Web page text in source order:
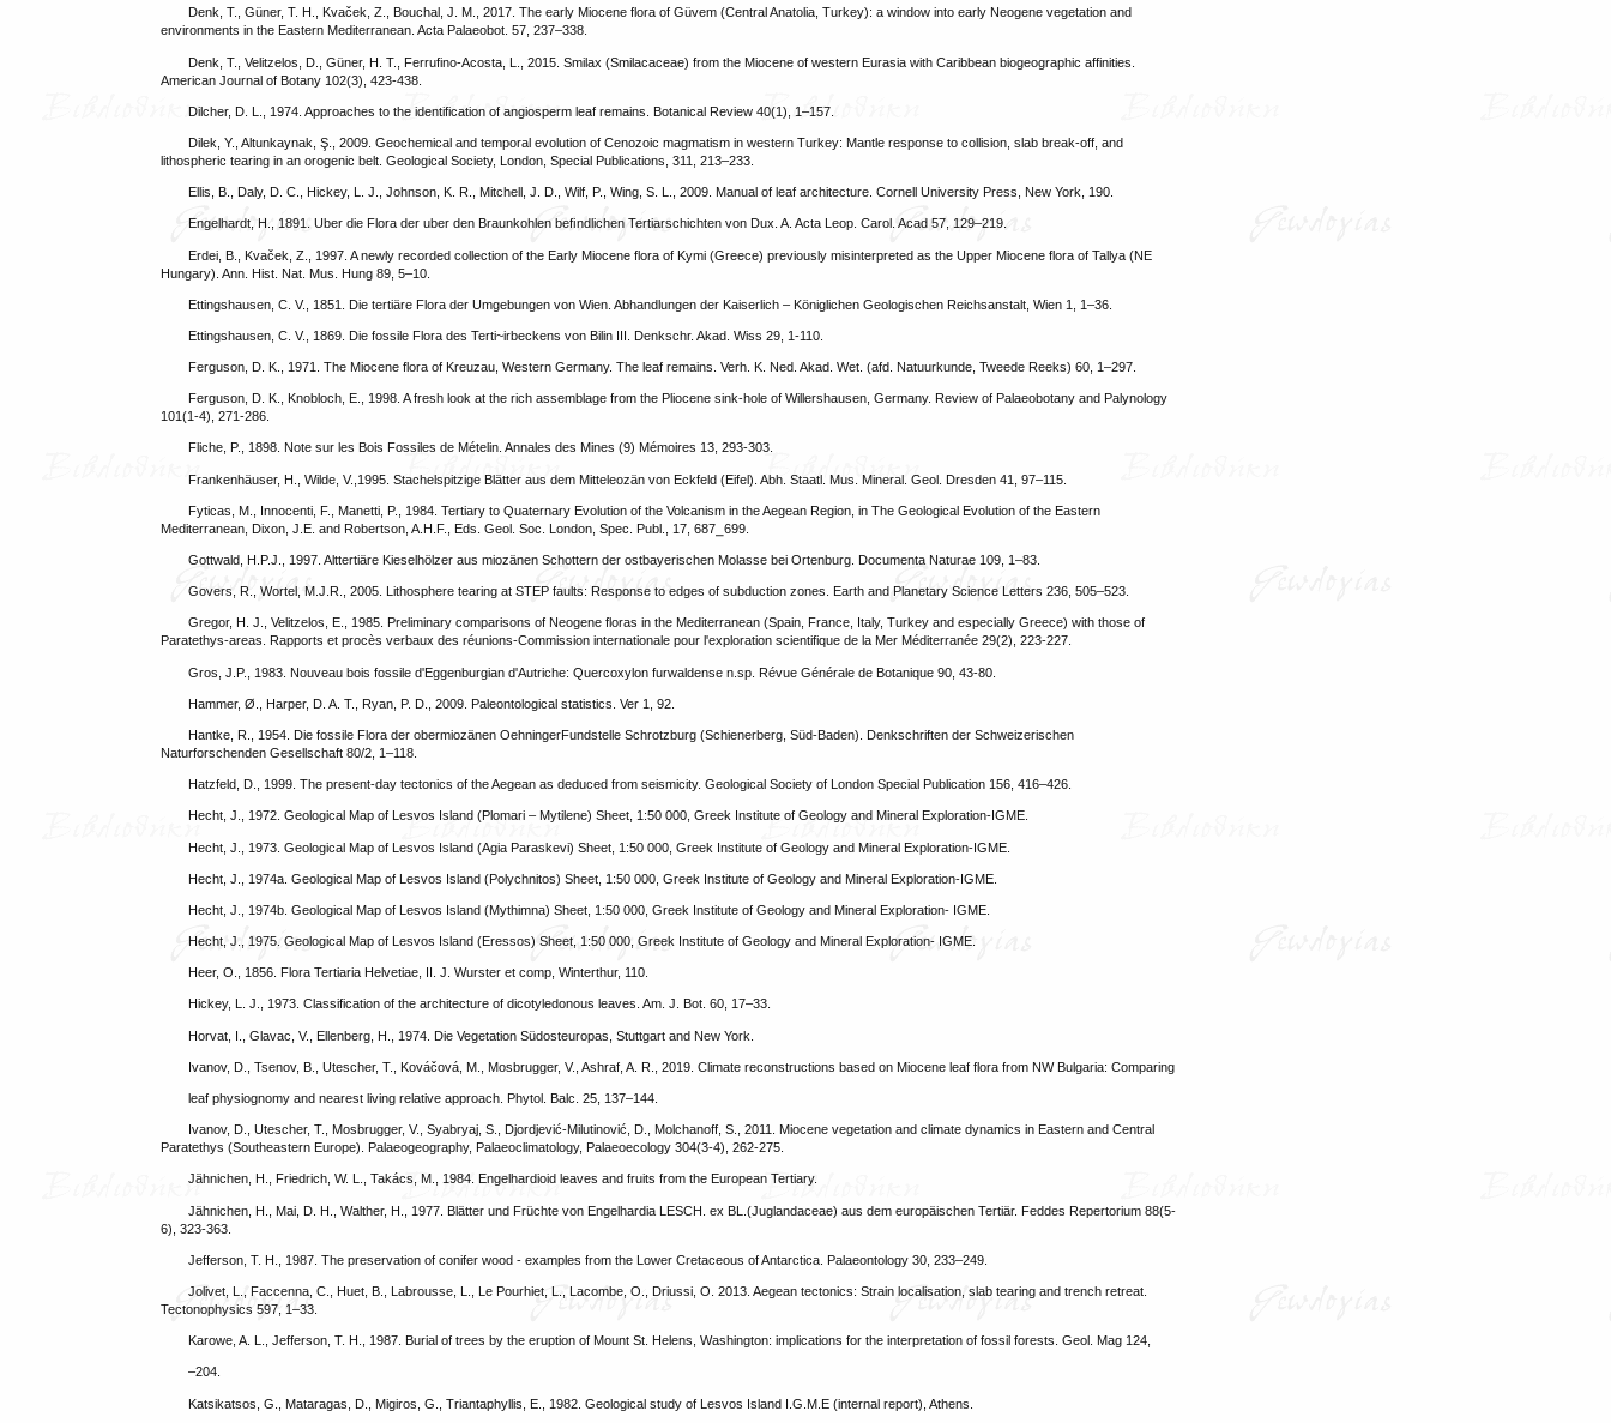
Denk, T., Güner, T. H., Kvaček, Z., Bouchal, J. M., 2017. The early Miocene flora of Güvem (Central Anatolia, Turkey): a window into early Neogene vegetation and
environments in the Eastern Mediterranean. Acta Palaeobot. 57, 237–338.
Denk, T., Velitzelos, D., Güner, H. T., Ferrufino‐Acosta, L., 2015. Smilax (Smilacaceae) from the Miocene of western Eurasia with Caribbean biogeographic affinities.
American Journal of Botany 102(3), 423-438.
Dilcher, D. L., 1974. Approaches to the identification of angiosperm leaf remains. Botanical Review 40(1), 1–157.
Dilek, Y., Altunkaynak, Ş., 2009. Geochemical and temporal evolution of Cenozoic magmatism in western Turkey: Mantle response to collision, slab break‐off, and
lithospheric tearing in an orogenic belt. Geological Society, London, Special Publications, 311, 213–233.
Ellis, B., Daly, D. C., Hickey, L. J., Johnson, K. R., Mitchell, J. D., Wilf, P., Wing, S. L., 2009. Manual of leaf architecture. Cornell University Press, New York, 190.
Engelhardt, H., 1891. Uber die Flora der uber den Braunkohlen beﬁndlichen Tertiarschichten von Dux. A. Acta Leop. Carol. Acad 57, 129–219.
Erdei, B., Kvaček, Z., 1997. A newly recorded collection of the Early Miocene flora of Kymi (Greece) previously misinterpreted as the Upper Miocene flora of Tallya (NE
Hungary). Ann. Hist. Nat. Mus. Hung 89, 5–10.
Ettingshausen, C. V., 1851. Die tertiäre Flora der Umgebungen von Wien. Abhandlungen der Kaiserlich – Königlichen Geologischen Reichsanstalt, Wien 1, 1–36.
Ettingshausen, C. V., 1869. Die fossile Flora des Terti~irbeckens von Bilin III. Denkschr. Akad. Wiss 29, 1-110.
Ferguson, D. K., 1971. The Miocene flora of Kreuzau, Western Germany. The leaf remains. Verh. K. Ned. Akad. Wet. (afd. Natuurkunde, Tweede Reeks) 60, 1–297.
Ferguson, D. K., Knobloch, E., 1998. A fresh look at the rich assemblage from the Pliocene sink-hole of Willershausen, Germany. Review of Palaeobotany and Palynology
101(1-4), 271-286.
Fliche, P., 1898. Note sur les Bois Fossiles de Mételin. Annales des Mines (9) Mémoires 13, 293-303.
Frankenhäuser, H., Wilde, V.,1995. Stachelspitzige Blätter aus dem Mitteleozän von Eckfeld (Eifel). Abh. Staatl. Mus. Mineral. Geol. Dresden 41, 97–115.
Fyticas, M., Innocenti, F., Manetti, P., 1984. Tertiary to Quaternary Evolution of the Volcanism in the Aegean Region, in The Geological Evolution of the Eastern
Mediterranean, Dixon, J.E. and Robertson, A.H.F., Eds. Geol. Soc. London, Spec. Publ., 17, 687⎯699.
Gottwald, H.P.J., 1997. Alttertiäre Kieselhölzer aus miozänen Schottern der ostbayerischen Molasse bei Ortenburg. Documenta Naturae 109, 1–83.
Govers, R., Wortel, M.J.R., 2005. Lithosphere tearing at STEP faults: Response to edges of subduction zones. Earth and Planetary Science Letters 236, 505–523.
Gregor, H. J., Velitzelos, E., 1985. Preliminary comparisons of Neogene floras in the Mediterranean (Spain, France, Italy, Turkey and especially Greece) with those of
Paratethys-areas. Rapports et procès verbaux des réunions-Commission internationale pour l'exploration scientifique de la Mer Méditerranée 29(2), 223-227.
Gros, J.P., 1983. Nouveau bois fossile d'Eggenburgian d'Autriche: Quercoxylon furwaldense n.sp. Révue Générale de Botanique 90, 43-80.
Hammer, Ø., Harper, D. A. T., Ryan, P. D., 2009. Paleontological statistics. Ver 1, 92.
Hantke, R., 1954. Die fossile Flora der obermiozänen OehningerFundstelle Schrotzburg (Schienerberg, Süd-Baden). Denkschriften der Schweizerischen
Naturforschenden Gesellschaft 80/2, 1–118.
Hatzfeld, D., 1999. The present‐day tectonics of the Aegean as deduced from seismicity. Geological Society of London Special Publication 156, 416–426.
Hecht, J., 1972. Geological Map of Lesvos Island (Plomari – Mytilene) Sheet, 1:50 000, Greek Institute of Geology and Mineral Exploration-IGME.
Hecht, J., 1973. Geological Map of Lesvos Island (Agia Paraskevi) Sheet, 1:50 000, Greek Institute of Geology and Mineral Exploration-IGME.
Hecht, J., 1974a. Geological Map of Lesvos Island (Polychnitos) Sheet, 1:50 000, Greek Institute of Geology and Mineral Exploration-IGME.
Hecht, J., 1974b. Geological Map of Lesvos Island (Mythimna) Sheet, 1:50 000, Greek Institute of Geology and Mineral Exploration- IGME.
Hecht, J., 1975. Geological Map of Lesvos Island (Eressos) Sheet, 1:50 000, Greek Institute of Geology and Mineral Exploration- IGME.
Heer, O., 1856. Flora Tertiaria Helvetiae, II. J. Wurster et comp, Winterthur, 110.
Hickey, L. J., 1973. Classification of the architecture of dicotyledonous leaves. Am. J. Bot. 60, 17–33.
Horvat, I., Glavac, V., Ellenberg, H., 1974. Die Vegetation Südosteuropas, Stuttgart and New York.
Ivanov, D., Tsenov, B., Utescher, T., Kováčová, M., Mosbrugger, V., Ashraf, A. R., 2019. Climate reconstructions based on Miocene leaf flora from NW Bulgaria: Comparing
leaf physiognomy and nearest living relative approach. Phytol. Balc. 25, 137–144.
Ivanov, D., Utescher, T., Mosbrugger, V., Syabryaj, S., Djordjević-Milutinović, D., Molchanoff, S., 2011. Miocene vegetation and climate dynamics in Eastern and Central
Paratethys (Southeastern Europe). Palaeogeography, Palaeoclimatology, Palaeoecology 304(3-4), 262-275.
Jähnichen, H., Friedrich, W. L., Takács, M., 1984. Engelhardioid leaves and fruits from the European Tertiary.
Jähnichen, H., Mai, D. H., Walther, H., 1977. Blätter und Früchte von Engelhardia LESCH. ex BL.(Juglandaceae) aus dem europäischen Tertiär. Feddes Repertorium 88(5‐
6), 323-363.
Jefferson, T. H., 1987. The preservation of conifer wood - examples from the Lower Cretaceous of Antarctica. Palaeontology 30, 233–249.
Jolivet, L., Faccenna, C., Huet, B., Labrousse, L., Le Pourhiet, L., Lacombe, O., Driussi, O. 2013. Aegean tectonics: Strain localisation, slab tearing and trench retreat.
Tectonophysics 597, 1–33.
Karowe, A. L., Jefferson, T. H., 1987. Burial of trees by the eruption of Mount St. Helens, Washington: implications for the interpretation of fossil forests. Geol. Mag 124,
–204.
Katsikatsos, G., Mataragas, D., Migiros, G., Triantaphyllis, E., 1982. Geological study of Lesvos Island I.G.M.E (internal report), Athens.